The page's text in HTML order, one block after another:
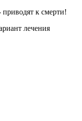
к смерти!
лечения